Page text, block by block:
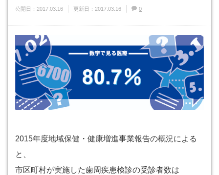
公開日： 2017.03.16 更新日： 2017.03.16 0
2015年度地域保健・健康増進事業報告の概況による
と、
市区町村が実施した歯周疾患検診の受診者数は